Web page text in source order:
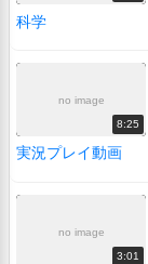
科学
no image
8:25
実況プレイ動画
no image
3:01